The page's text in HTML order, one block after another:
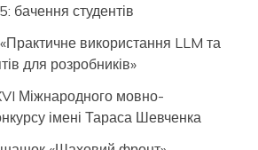
бачення студентів
використання LLM та
для розробників»
Міжнародного мовно-
імені Тараса Шевченка